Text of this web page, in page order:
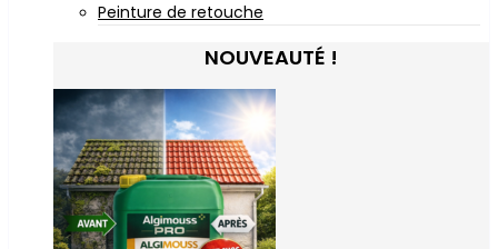
Peinture de retouche
NOUVEAUTÉ !